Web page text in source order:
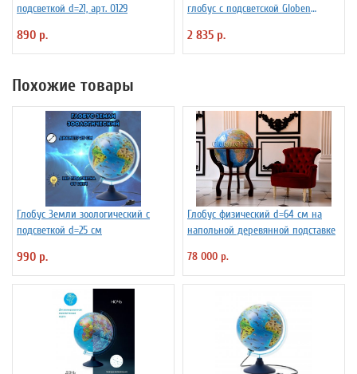
подсветкой d=21, арт. 0129
890 р.
глобус с подсветской Globen
2 835 р.
Похожие товары
Глобус Земли зоологический с
подсветкой d=25 см
990 р.
Глобус физический d=64 см на
напольной деревянной подставке
78 000 р.